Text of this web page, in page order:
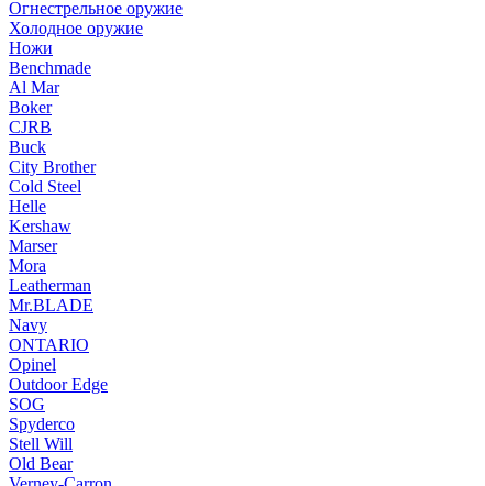
Огнестрельное оружие
Холодное оружие
Ножи
Benchmade
Al Mar
Boker
CJRB
Buck
City Brother
Cold Steel
Helle
Kershaw
Marser
Mora
Leatherman
Mr.BLADE
Navy
ONTARIO
Opinel
Outdoor Edge
SOG
Spyderco
Stell Will
Old Bear